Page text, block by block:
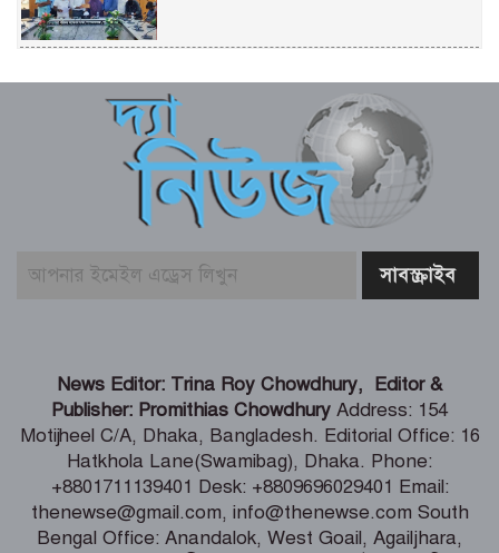
বৈঠক অনুষ্ঠিত
রিয়ার অ্যাডমিরাল মাহবুব আলী খানের
৪২তম শাহাদৎবার্ষিকী অনুষ্ঠিত
তনু হত্যা মামলায় সাবেক সেনাসদস্য
হাফিজুরের জামিন বাতিল, আত্মসমর্পণের
লিবিয়ায় মাফিয়ার নির্যাতনে মাদারীপুরের
যুবকের মৃত্যু
পাইকগাছায় ছাত্র ও দরিদ্র মানুষের মাঝে
সাইকেল, সেলাই মেশিন ও ভ্যান বিতরণ
News Editor: Trina Roy Chowdhury, Editor &
Publisher: Promithias Chowdhury Address: 154
Motijheel C/A, Dhaka, Bangladesh. Editorial Office: 16
Hatkhola Lane(Swamibag), Dhaka. Phone:
+8801711139401 Desk: +8809696029401 Email:
thenewse@gmail.com, info@thenewse.com South
Bengal Office: Anandalok, West Goail, Agailjhara,